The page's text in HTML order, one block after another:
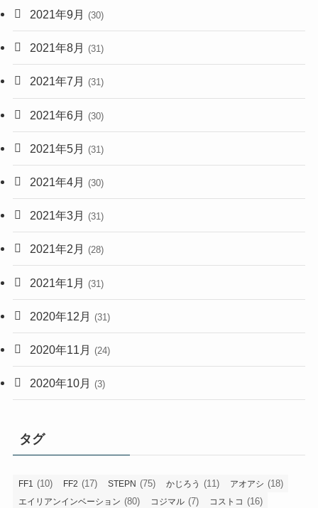
2021年9月 (30)
2021年8月 (31)
2021年7月 (31)
2021年6月 (30)
2021年5月 (31)
2021年4月 (30)
2021年3月 (31)
2021年2月 (28)
2021年1月 (31)
2020年12月 (31)
2020年11月 (24)
2020年10月 (3)
タグ
FF1 (10) FF2 (17) STEPN (75) かじろう (11) アオアシ (18)
エイリアンインベーション (80) コジマル (7) コストコ (16)